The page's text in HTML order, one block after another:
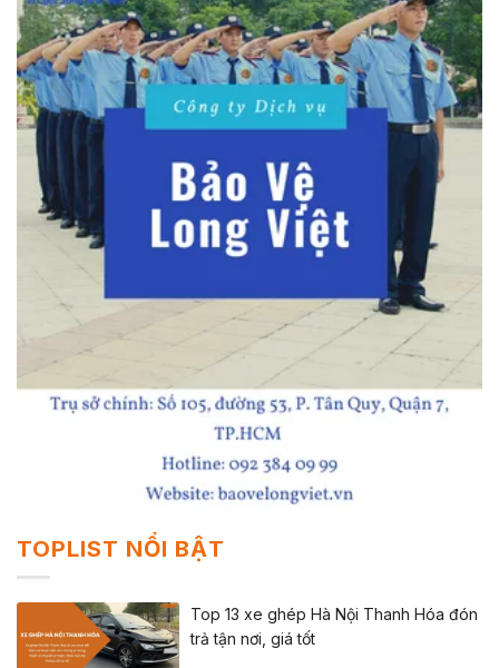
TOPLIST NỔI BẬT
Top 13 xe ghép Hà Nội Thanh Hóa đón
trả tận nơi, giá tốt